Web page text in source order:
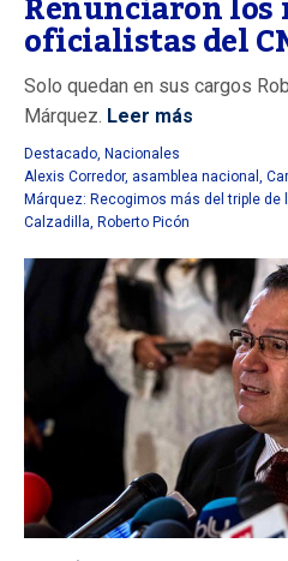
oficialistas del
Solo quedan en sus cargos
Márquez. Leer más
Destacado, Nacionales
Alexis Corredor, asamblea nacional ,
Márquez: Recogimos más del triple de
Calzadilla, Roberto Picón